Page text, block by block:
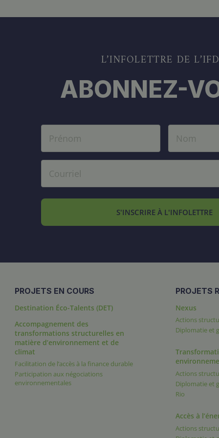
L’INFOLETTRE DE
ABONNEZ-
S'INSCRIRE À L'INFOLETTRE
PROJETS EN COURS
Destination Éco-Talents (DET)
Accompagnement des
transformations structurelles en
matière d’environnement et de
climat
Facilitation de l’accès à la finance durable
Participation aux négociations
environnementales
PROJETS
Nexus
Actions
Diplomatie et
Actions
Diplomatie et
Rio
Accès à
Actions